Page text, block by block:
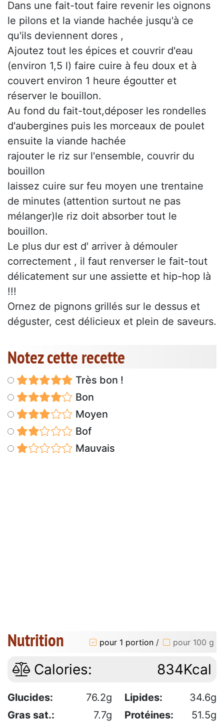
Dans une fait-tout faire revenir les oignons
le pilons et la viande hachée jusqu'à ce
qu'ils deviennent dores ,
Ajoutez tout les épices et couvrir d'eau
(environ 1,5 l) faire cuire à feu doux et à
couvert environ 1 heure égoutter et
réserver le bouillon.
Au fond du fait-tout,déposer les rondelles
d'aubergines puis les morceaux de poulet
ensuite la viande hachée
rajouter le riz sur l'ensemble, couvrir du
bouillon
laissez cuire sur feu moyen une trentaine
de minutes (attention surtout ne pas
mélanger)le riz doit absorber tout le
bouillon.
Le plus dur est d' arriver à démouler
correctement , il faut renverser le fait-tout
délicatement sur une assiette et hip-hop là
!!!
Ornez de pignons grillés sur le dessus et
déguster, cest délicieux et plein de saveurs.
Notez cette recette
Très bon !
Bon
Moyen
Bof
Mauvais
Nutrition pour 1 portion / pour 100 g
Calories: 834Kcal
Glucides: 76.2g Lipides:
34.6g
Gras sat.:
7.7g Protéines:
51.5g